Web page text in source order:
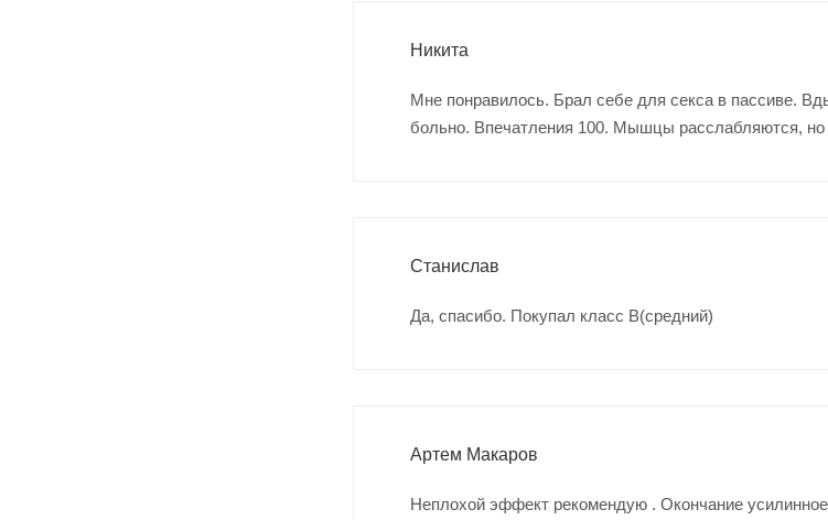
Никита
Мне понравилось. Брал себе для секса в пассиве.
больно. Впечатления 100. Мышцы расслабляются, но
Станислав
Да, спасибо. Покупал класс В(средний)
Артем Макаров
Неплохой эффект рекомендую . Окончание